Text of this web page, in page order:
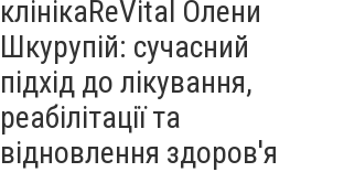
клінікаReVital Олени
Шкурупій: сучасний
підхід до лікування,
реабілітації та
відновлення здоров'я